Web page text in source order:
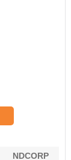
NDCORP